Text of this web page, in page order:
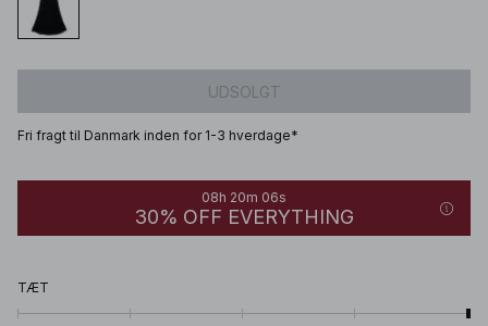
UDSOLGT
Fri fragt til Danmark inden for 1-3 hverdage*
08h 20m 06s
30% OFF EVERYTHING
TÆT